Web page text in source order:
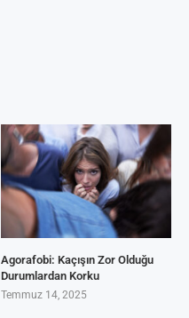
Agorafobi: Kaçışın Zor Olduğu
Durumlardan Korku
Temmuz 14, 2025